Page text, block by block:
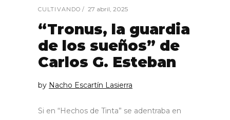
CULTIVANDO 27 abril, 2025
“Tronus, la guardia
de los sueños” de
Carlos G. Esteban
by Nacho Escartín Lasierra
Si en “Hechos de Tinta” se adentraba en